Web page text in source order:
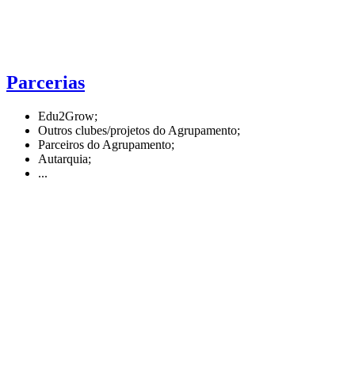
Parcerias
Edu2Grow;
Outros clubes/projetos do Agrupamento;
Parceiros do Agrupamento;
Autarquia;
...